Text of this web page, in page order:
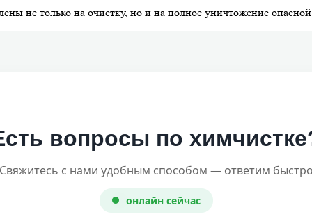
не только на очистку, но и на полное уничтожение
вопросы по
с нами удобным способом — ответим
онлайн сейчас